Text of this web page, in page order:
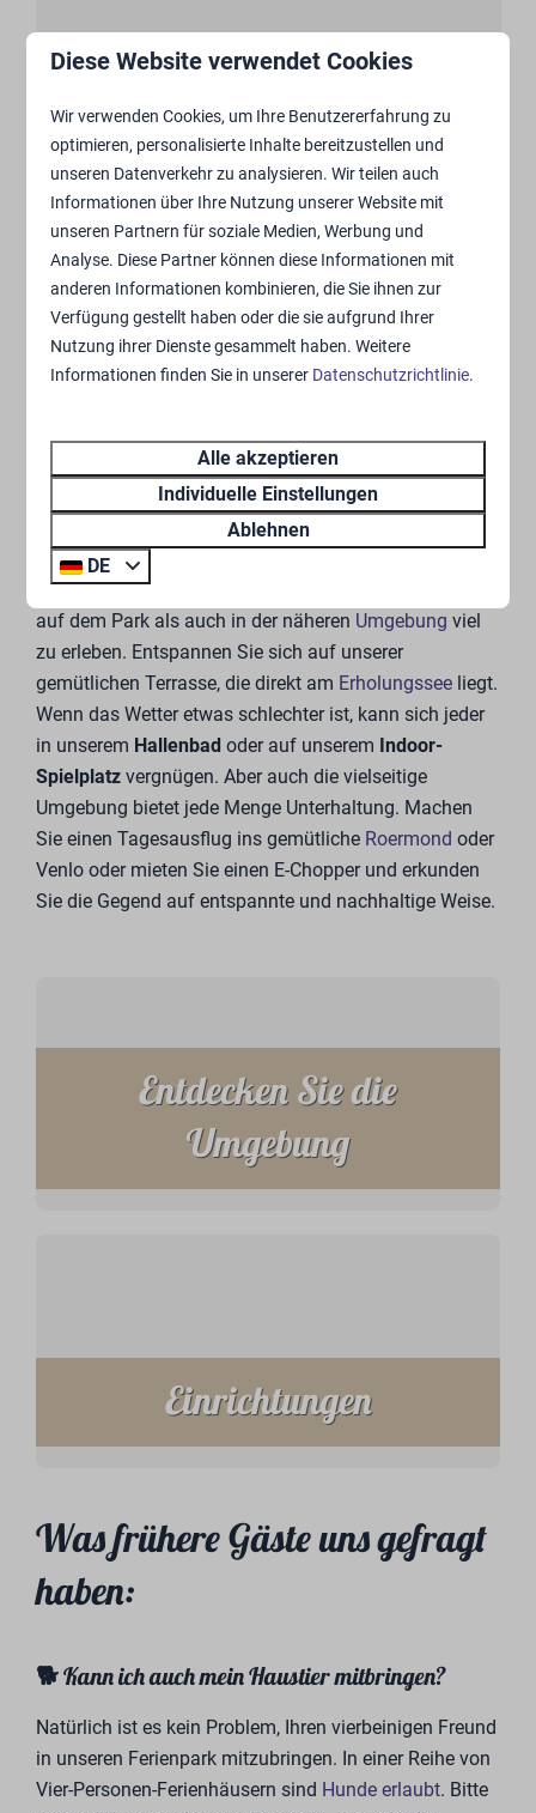
Wald Cottage mit Sauna und
Sprudelbad | 4 Personen
Mehr
Unser komplettes Angebot ansehen
Es gibt viel zu tun, auf und um
den Park
Natürlich verstehen wir, dass Sie nicht allein in Ihrem
Ferienhaus bleiben möchten. Deshalb gibt es sowohl
auf dem Park als auch in der näheren Umgebung viel
zu erleben. Entspannen Sie sich auf unserer
gemütlichen Terrasse, die direkt am Erholungssee liegt.
Wenn das Wetter etwas schlechter ist, kann sich jeder
in unserem Hallenbad oder auf unserem Indoor-
Spielplatz vergnügen. Aber auch die vielseitige
Umgebung bietet jede Menge Unterhaltung. Machen
Sie einen Tagesausflug ins gemütliche Roermond oder
Venlo oder mieten Sie einen E-Chopper und erkunden
Sie die Gegend auf entspannte und nachhaltige Weise.
Entdecken Sie die
Umgebung
Einrichtungen
Was frühere Gäste uns gefragt
haben:
🐕 Kann ich auch mein Haustier mitbringen?
Natürlich ist es kein Problem, Ihren vierbeinigen Freund
in unseren Ferienpark mitzubringen. In einer Reihe von
Vier-Personen-Ferienhäusern sind Hunde erlaubt. Bitte
Diese Website verwendet Cookies
Wir verwenden Cookies, um Ihre Benutzererfahrung zu
optimieren, personalisierte Inhalte bereitzustellen und
unseren Datenverkehr zu analysieren. Wir teilen auch
Informationen über Ihre Nutzung unserer Website mit
unseren Partnern für soziale Medien, Werbung und
Analyse. Diese Partner können diese Informationen mit
anderen Informationen kombinieren, die Sie ihnen zur
Verfügung gestellt haben oder die sie aufgrund Ihrer
Nutzung ihrer Dienste gesammelt haben. Weitere
Informationen finden Sie in unserer Datenschutzrichtlinie.
Alle akzeptieren
Individuelle Einstellungen
Ablehnen
DE